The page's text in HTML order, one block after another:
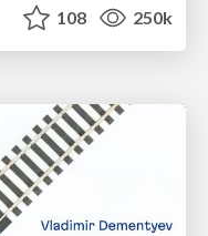
108 250k